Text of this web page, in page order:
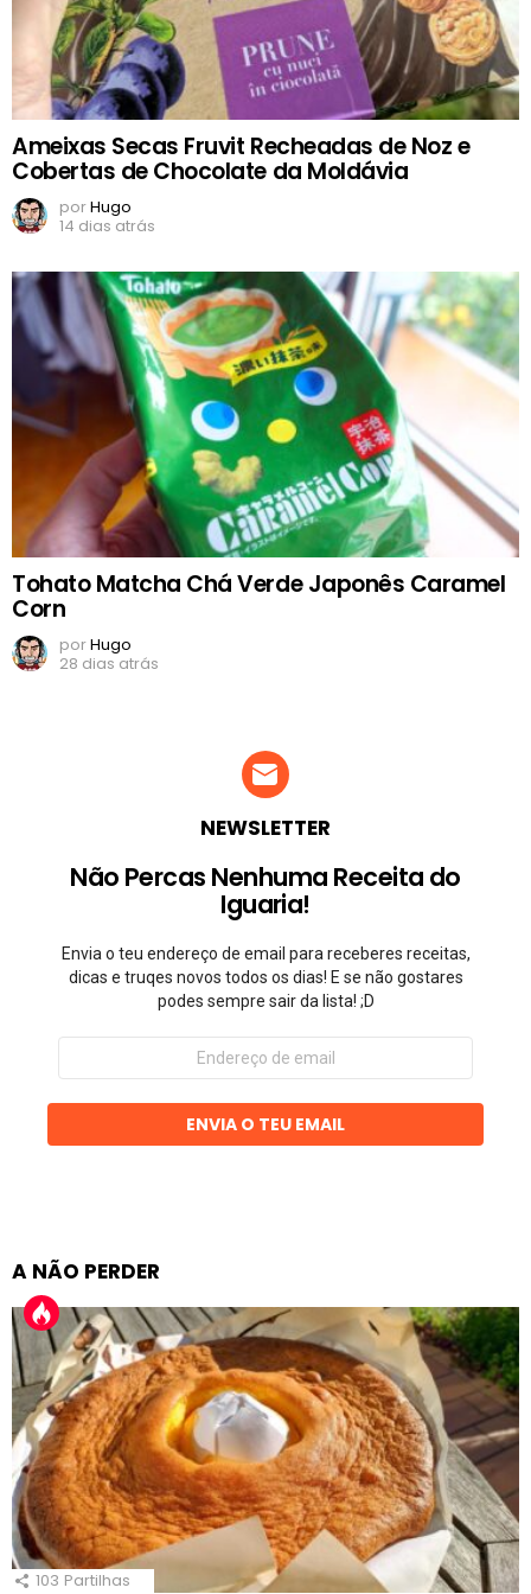
Ameixas Secas Fruvit Recheadas de Noz e
Cobertas de Chocolate da Moldávia
porHugo
14 dias atrás
Tohato Matcha Chá Verde Japonês Caramel
Corn
porHugo
28 dias atrás
NEWSLETTER
Não Percas Nenhuma Receita do
Iguaria!
Envia o teu endereço de email para receberes receitas,
dicas e truqes novos todos os dias! E se não gostares
podes sempre sair da lista! ;D
Endereço
email
ENVIA O TEU EMAIL
A NÃO PERDER
103 Partilhas